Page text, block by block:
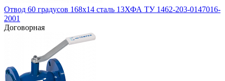
Отвод 60 градусов 168х14 сталь 13ХФА ТУ 1462-203-0147016-
2001
Договорная